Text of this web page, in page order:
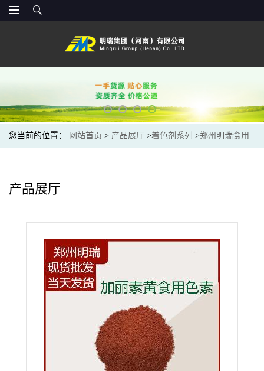
您当前的位置： 网站首页 > 产品展厅 >着色剂系列 >郑州明瑞食用
产品展厅